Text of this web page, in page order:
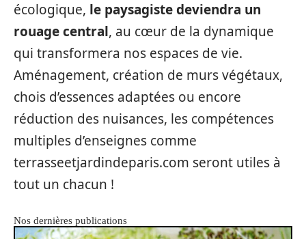
écologique, le paysagiste deviendra un
rouage central, au cœur de la dynamique
qui transformera nos espaces de vie.
Aménagement, création de murs végétaux,
chois d’essences adaptées ou encore
réduction des nuisances, les compétences
multiples d’enseignes comme
terrasseetjardindeparis.com seront utiles à
tout un chacun !
Nos dernières publications